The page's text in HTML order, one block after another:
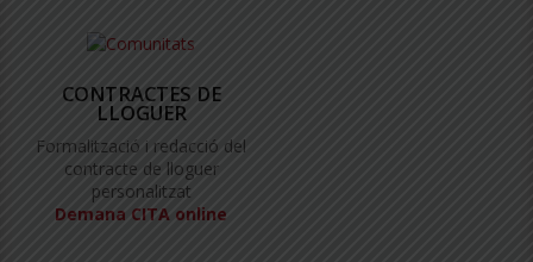
CONTRACTES DE
LLOGUER
Formalització i redacció del
contracte de lloguer
personalitzat
Demana CITA online